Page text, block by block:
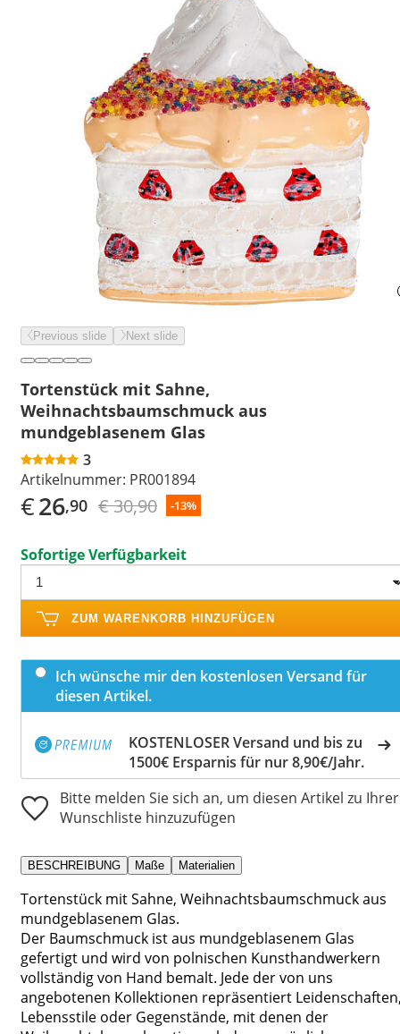
Previous slide Next slide
Tortenstück mit Sahne,
Weihnachtsbaumschmuck aus
mundgeblasenem Glas
3
Artikelnummer: PR001894
€26,90 € 30,90 -13%
Sofortige Verfügbarkeit
ZUM WARENKORB HINZUFÜGEN
Ich wünsche mir den kostenlosen Versand für
diesen Artikel.
KOSTENLOSER Versand und bis zu
1500€ Ersparnis für nur 8,90€/Jahr.
Bitte melden Sie sich an, um diesen Artikel zu Ihrer
Wunschliste hinzuzufügen
BESCHREIBUNG Maße Materialien
Tortenstück mit Sahne, Weihnachtsbaumschmuck aus
mundgeblasenem Glas.
Der Baumschmuck ist aus mundgeblasenem Glas
gefertigt und wird von polnischen Kunsthandwerkern
vollständig von Hand bemalt. Jede der von uns
angebotenen Kollektionen repräsentiert
Lebensstile oder Gegenstände, mit denen der